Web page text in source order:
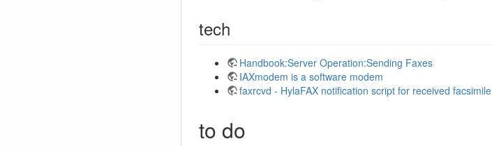
tech
Handbook:Server Operation:Sending Faxes
IAXmodem is a software modem
faxrcvd - HylaFAX notification script for received facsimile
to do